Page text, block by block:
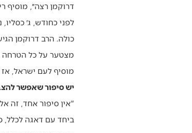
דרוקמן רצה״, מוסיף
כולה. הרב דרוקמן
מוסיף לעם ישראל, אז
יש סיפור שאפשר
"אין סיפור אחד, זה
ביחד עם דאגה לכלל,